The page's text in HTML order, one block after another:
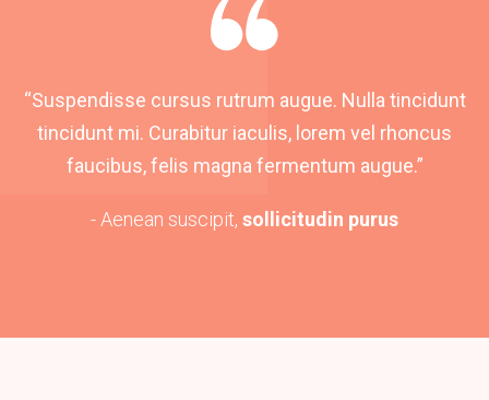
“Suspendisse cursus rutrum augue. Nulla tincidunt
tincidunt mi. Curabitur iaculis, lorem vel rhoncus
faucibus, felis magna fermentum augue.”
- Aenean suscipit, sollicitudin purus